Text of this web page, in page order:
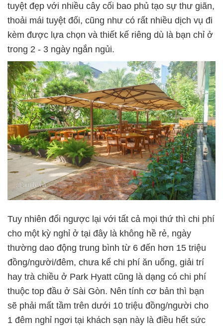
tuyệt đẹp với nhiều cây cối bao phủ tạo sự thư giãn,
thoải mái tuyệt đối, cũng như có rất nhiều dịch vụ đi
kèm được lựa chọn và thiết kế riêng dù là bạn chỉ ở
trong 2 - 3 ngày ngắn ngủi.
Tuy nhiên đổi ngược lại với tất cả mọi thứ thì chi phí
cho một kỳ nghỉ ở tại đây là không hề rẻ, ngày
thường dao động trung bình từ 6 đến hơn 15 triệu
đồng/người/đêm, chưa kể chi phí ăn uống, giải trí
hay trà chiều ở Park Hyatt cũng là dạng có chi phí
thuộc top đầu ở Sài Gòn. Nên tính cơ bản thì bạn
sẽ phải mất tầm trên dưới 10 triệu đồng/người cho
1 đêm nghỉ ngơi tại khách sạn này là điều hết sức